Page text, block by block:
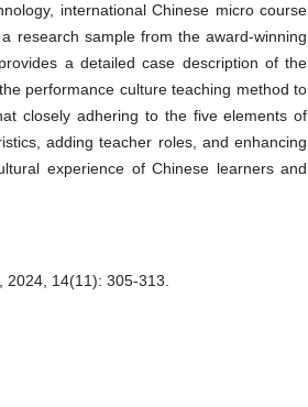
international Chinese micro course
research sample from the award-winning
a detailed case description of the
performance culture teaching method to
closely adhering to the five elements of
adding teacher roles, and enhancing
experience of Chinese learners and
14(11): 305-313.